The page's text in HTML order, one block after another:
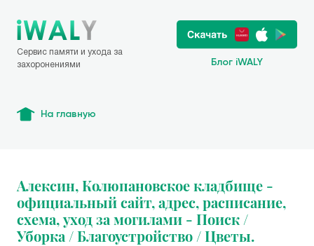
Сервис памяти и ухода за
захоронениями
Блог iWALY
На главную
Алексин, Колюпановское кладбище -
официальный сайт, адрес, расписание,
схема, уход за могилами - Поиск /
Уборка / Благоустройство / Цветы.